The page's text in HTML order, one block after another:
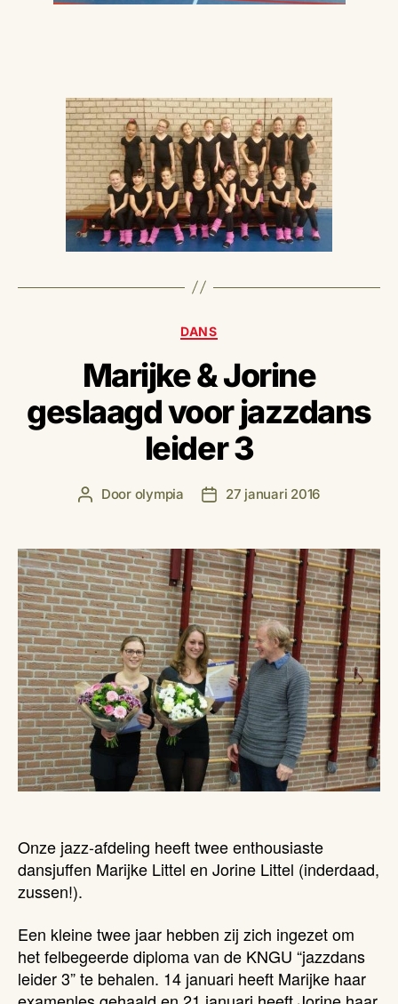
Categorieën
DANS
Marijke & Jorine
geslaagd voor jazzdans
leider 3
Berichtauteur
Door olympia Berichtdatum
27 januari 2016
Onze jazz-afdeling heeft twee enthousiaste
dansjuffen Marijke Littel en Jorine Littel (inderdaad,
zussen!).
Een kleine twee jaar hebben zij zich ingezet om
het felbegeerde diploma van de KNGU “jazzdans
leider 3” te behalen. 14 januari heeft Marijke haar